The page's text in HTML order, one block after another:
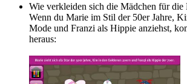
Wie verkleiden sich die Mädchen für die
Wenn du Marie im Stil der 50er Jahre,
Mode und Franzi als Hippie anziehst,
heraus: